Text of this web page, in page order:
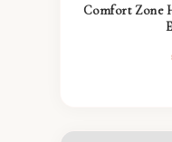
Comfort Zone